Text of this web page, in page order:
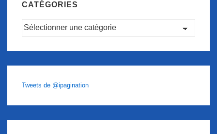
CATÉGORIES
Catégories
Tweets de @ipagination